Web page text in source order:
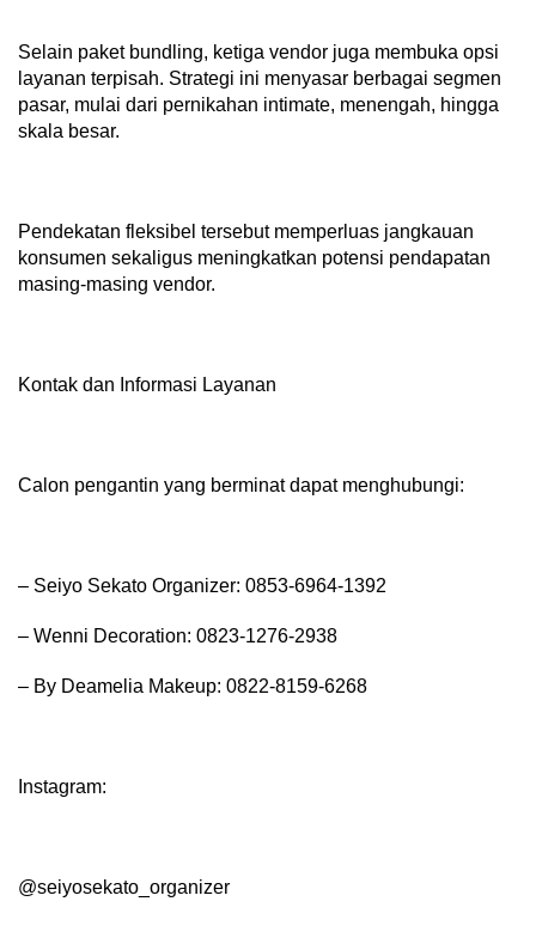
Selain paket bundling, ketiga vendor juga membuka opsi
layanan terpisah. Strategi ini menyasar berbagai segmen
pasar, mulai dari pernikahan intimate, menengah, hingga
skala besar.
Pendekatan fleksibel tersebut memperluas jangkauan
konsumen sekaligus meningkatkan potensi pendapatan
masing-masing vendor.
Kontak dan Informasi Layanan
Calon pengantin yang berminat dapat menghubungi:
– Seiyo Sekato Organizer: 0853-6964-1392
– Wenni Decoration: 0823-1276-2938
– By Deamelia Makeup: 0822-8159-6268
Instagram:
@seiyosekato_organizer